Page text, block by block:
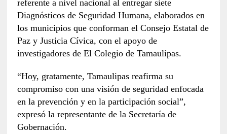
referente a nivel nacional al entregar siete
Diagnósticos de Seguridad Humana, elaborados en
los municipios que conforman el Consejo Estatal de
Paz y Justicia Cívica, con el apoyo de
investigadores de El Colegio de Tamaulipas.
“Hoy, gratamente, Tamaulipas reafirma su
compromiso con una visión de seguridad enfocada
en la prevención y en la participación social”,
expresó la representante de la Secretaría de
Gobernación.